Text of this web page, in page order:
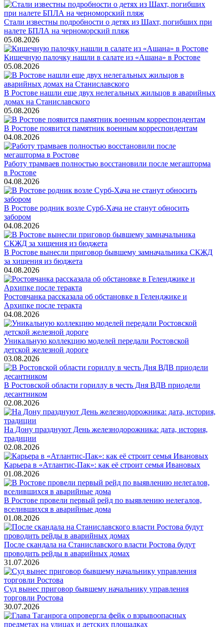
Стали известны подробности о детях из Шахт, погибших при
налете БПЛА на черноморский пляж
05.08.2026
Кишечную палочку нашли в салате из «Ашана» в Ростове
05.08.2026
В Ростове нашли еще двух нелегальных жильцов в аварийных
домах на Станиславского
05.08.2026
В Ростове появится памятник военным корреспондентам
04.08.2026
Работу трамваев полностью восстановили после мегашторма
в Ростове
04.08.2026
В Ростове родник возле Сурб-Хача не станут обносить
забором
04.08.2026
В Ростове вынесли приговор бывшему замначальника СКЖД
за хищения из бюджета
04.08.2026
Ростовчанка рассказала об обстановке в Геленджике и
Архипке после теракта
04.08.2026
Уникальную коллекцию моделей передали Ростовской
детской железной дороге
03.08.2026
В Ростовской области гориллу в честь Дня ВДВ приодели
десантником
02.08.2026
На Дону празднуют День железнодорожника: дата, история,
традиции
02.08.2026
Карьера в «Атлантис-Пак»: как её строит семья Ивановых
01.08.2026
В Ростове провели первый рейд по выявлению нелегалов,
вселившихся в аварийные дома
01.08.2026
После скандала на Станиславского власти Ростова будут
проводить рейды в аварийных домах
31.07.2026
Суд вынес приговор бывшему начальнику управления
торговли Ростова
30.07.2026